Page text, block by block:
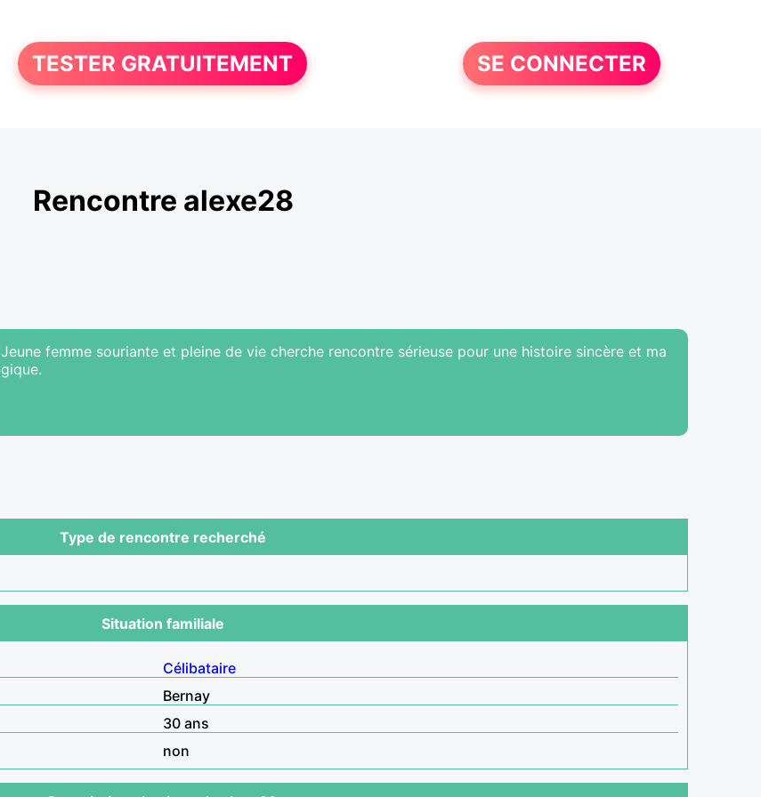
TESTER GRATUITEMENT SE CONNECTER
Rencontre alexe28
Jeune femme souriante et pleine de vie cherche rencontre sérieuse pour une histoire sincère et ma
gique.
Type de rencontre recherché
Situation familiale
Célibataire
Bernay
30 ans
non